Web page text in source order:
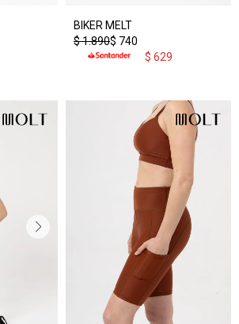
BIKER MELT
$ 740
$1.890
$ 629